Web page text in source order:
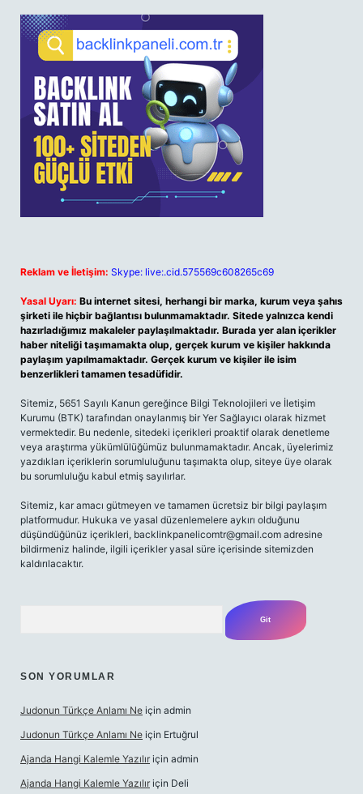
Reklam ve İletişim: Skype: live:.cid.575569c608265c69
Yasal Uyarı: Bu internet sitesi, herhangi bir marka, kurum veya şahıs
şirketi ile hiçbir bağlantısı bulunmamaktadır. Sitede yalnızca kendi
hazırladığımız makaleler paylaşılmaktadır. Burada yer alan içerikler
haber niteliği taşımamakta olup, gerçek kurum ve kişiler hakkında
paylaşım yapılmamaktadır. Gerçek kurum ve kişiler ile isim
benzerlikleri tamamen tesadüfidir.
Sitemiz, 5651 Sayılı Kanun gereğince Bilgi Teknolojileri ve İletişim
Kurumu (BTK) tarafından onaylanmış bir Yer Sağlayıcı olarak hizmet
vermektedir. Bu nedenle, sitedeki içerikleri proaktif olarak denetleme
veya araştırma yükümlülüğümüz bulunmamaktadır. Ancak, üyelerimiz
yazdıkları içeriklerin sorumluluğunu taşımakta olup, siteye üye olarak
bu sorumluluğu kabul etmiş sayılırlar.
Sitemiz, kar amacı gütmeyen ve tamamen ücretsiz bir bilgi paylaşım
platformudur. Hukuka ve yasal düzenlemelere aykırı olduğunu
düşündüğünüz içerikleri, backlinkpanelicomtr@gmail.com adresine
bildirmeniz halinde, ilgili içerikler yasal süre içerisinde sitemizden
kaldırılacaktır.
SON YORUMLAR
Judonun Türkçe Anlamı Ne için admin
Judonun Türkçe Anlamı Ne için Ertuğrul
Ajanda Hangi Kalemle Yazılır için admin
Ajanda Hangi Kalemle Yazılır için Deli